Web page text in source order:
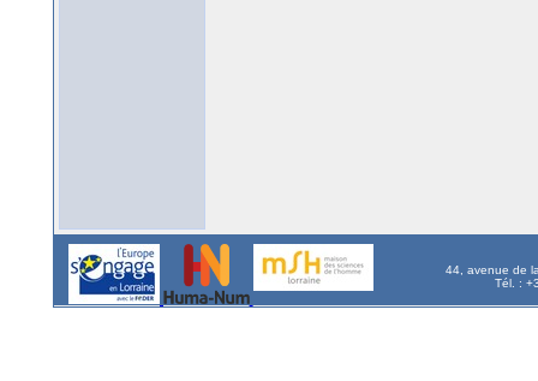
44, avenue de
Tél. :